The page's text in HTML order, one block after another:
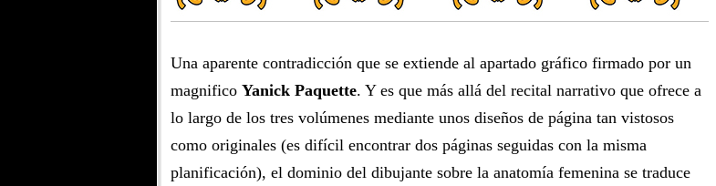
Una aparente contradicción que se extiende al apartado gráfico firmado por un
magnifico Yanick Paquette. Y es que más allá del recital narrativo que ofrece a
lo largo de los tres volúmenes mediante unos diseños de página tan vistosos
como originales (es difícil encontrar dos páginas seguidas con la misma
planificación), el dominio del dibujante sobre la anatomía femenina se traduce